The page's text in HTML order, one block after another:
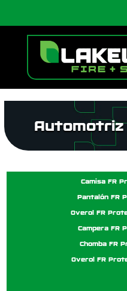
Automotriz
Camisa FR
Pantalón FR
Overol FR
Campera FR
Chomba FR
Overol FR